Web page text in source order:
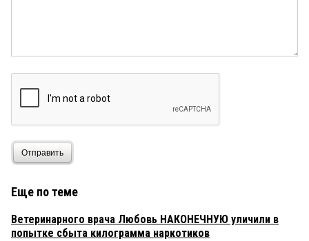
Отправить
Еще по теме
Ветеринарного врача Любовь НАКОНЕЧНУЮ уличили в
попытке сбыта килограмма наркотиков